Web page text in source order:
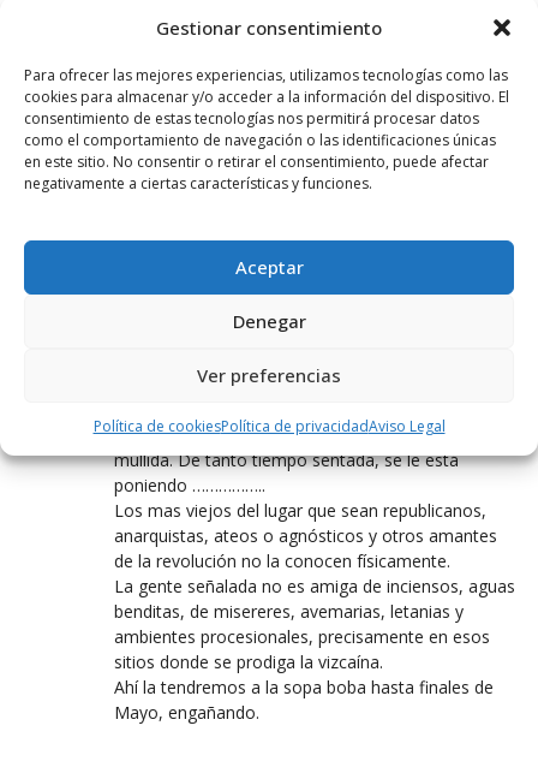
Gestionar consentimiento
Para ofrecer las mejores experiencias, utilizamos tecnologías como las
cookies para almacenar y/o acceder a la información del dispositivo. El
consentimiento de estas tecnologías nos permitirá procesar datos
como el comportamiento de navegación o las identificaciones únicas
en este sitio. No consentir o retirar el consentimiento, puede afectar
negativamente a ciertas características y funciones.
Aceptar
Denegar
Ver preferencias
Política de cookiesPolítica de privacidadAviso Legal
No te enfades Hartos ya,que los Reyes vienen en
licotero jaja
NUESTRO AYUNTAMIENTO O LA CASA DE CARIDAD.
Es increíble, teniendo en cuenta que la alcaldesa
realiza continuamente labores burocráticas, de
Parece ser que no domina la profesión. Qué le pase
administrativa mediocre, es mi humilde entender.
sueldo, después ponerse una mesa y una butaca
mullida. De tanto tiempo sentada, se le está
poniendo ……………..
Los mas viejos del lugar que sean republicanos,
anarquistas, ateos o agnósticos y otros amantes
de la revolución no la conocen físicamente.
La gente señalada no es amiga de inciensos, aguas
benditas, de misereres, avemarias, letanias y
ambientes procesionales, precisamente en esos
sitios donde se prodiga la vizcaína.
Ahí la tendremos a la sopa boba hasta finales de
Mayo, engañando.